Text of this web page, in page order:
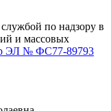
по надзору в
и массовых
ЭЛ № ФС77-89793